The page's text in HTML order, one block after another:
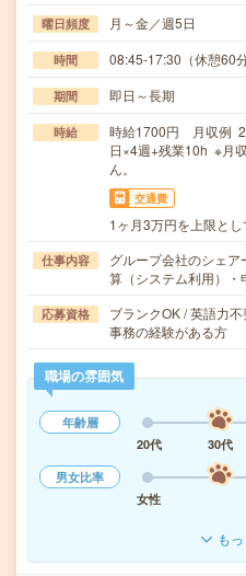
曜日頻度 月～金／週5日
時間 08:45-17:30（休憩60
期間 即日～長期
時給
時給1700円 月収例
日×4週+残業10h ※月
ん。
交通費
1ヶ月3万円を上限と
仕事内容
グループ会社のシェ
算（システム利用）
応募資格
ブランクOK / 英語力不
事務の経験がある方
職場の雰囲気
年齢層
20代
30代
男女比率
女性
も